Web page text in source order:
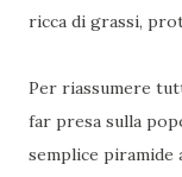
ricca di grassi,
Per riassumere
far presa sulla
semplice